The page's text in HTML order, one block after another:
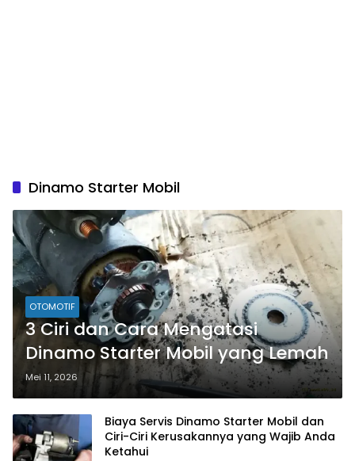
Dinamo Starter Mobil
OTOMOTIF
3 Ciri dan Cara Mengatasi
Dinamo Starter Mobil yang Lemah
Mei 11, 2026
Biaya Servis Dinamo Starter Mobil dan
Ciri-Ciri Kerusakannya yang Wajib Anda
Ketahui